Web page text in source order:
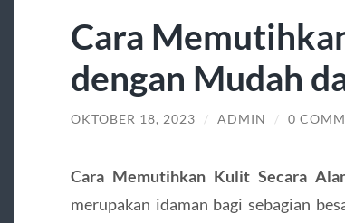
Cara
dengan Mudah
OKTOBER 18, 2023 / ADMIN / 0
Cara Memutihkan Kulit Secara
merupakan idaman bagi sebagian